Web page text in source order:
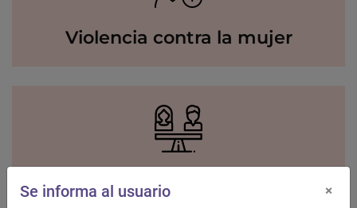
Violencia contra la mujer
Igualdad
Se informa al usuario ×